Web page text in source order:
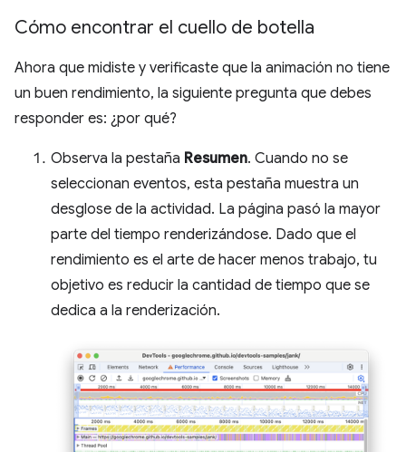
Cómo encontrar el cuello de botella
Ahora que midiste y verificaste que la animación no tiene
un buen rendimiento, la siguiente pregunta que debes
responder es: ¿por qué?
Observa la pestaña Resumen. Cuando no se
seleccionan eventos, esta pestaña muestra un
desglose de la actividad. La página pasó la mayor
parte del tiempo renderizándose. Dado que el
rendimiento es el arte de hacer menos trabajo, tu
objetivo es reducir la cantidad de tiempo que se
dedica a la renderización.